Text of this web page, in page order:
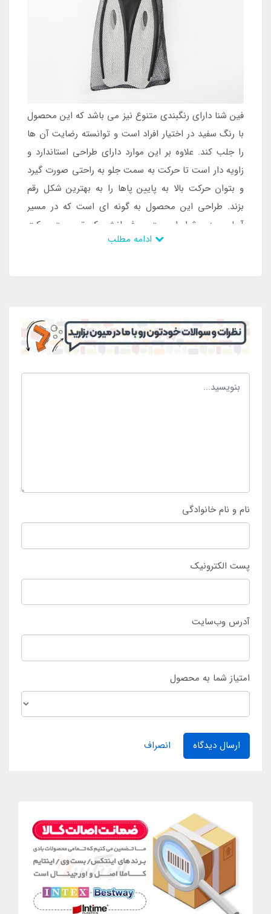
فین شنا دارای رنگبندی متنوع نیز می باشد که این محصول
با رنگ سفید در اختیار افراد است و توانسته رضایت آن ها
را جلب کند. علاوه بر این موارد دارای طراحی استاندارد و
زاویه دار است تا حرکت به سمت جلو به راحتی صورت گیرد
و بتوان حرکت بالا به پایین پاها را به بهترین شکل رقم
بزند. طراحی این محصول به گونه ای است که در مسیر
آسان بودن شرایط جهت صرف انرژی کم تر جهت حرکت
سرعت بخشیده است و می تواند بهترین اوقات را ایجاد
می باشد که کیفیت بالایی دارد و از بدنه ای ضد حساسیت
برخوردار می باشد تا در طولانی مدت بتوان از آن استفاده
کرد و برای این رده سنی موقعیت استاندارد برای غواصی
حرفه ای را رقم زد. چنین محصولی فشار کم تری به عضلات
پا وارد می کند و از بروز خستگی این اندام جلوگیری می
نام و نام خانوادگی
پست الکترونیک
آدرس وب‌سایت
امتیاز شما به محصول
ارسال دیدگاه انصراف